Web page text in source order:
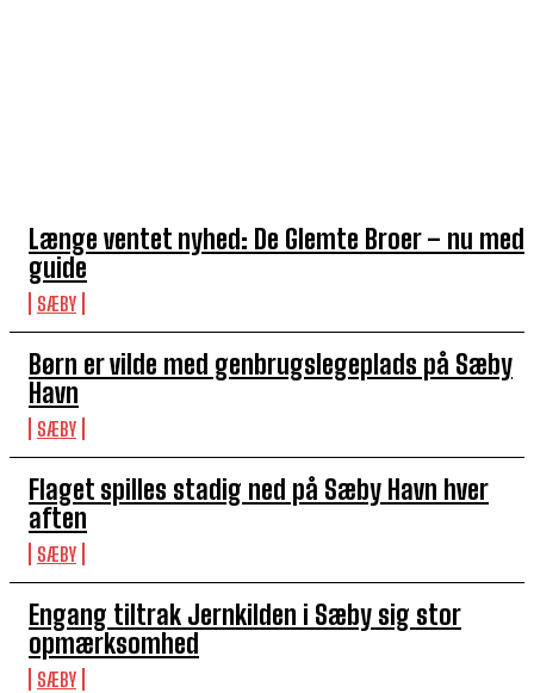
Længe ventet nyhed: De Glemte Broer – nu med
guide
SÆBY
Børn er vilde med genbrugslegeplads på Sæby
Havn
SÆBY
Flaget spilles stadig ned på Sæby Havn hver
aften
SÆBY
Engang tiltrak Jernkilden i Sæby sig stor
opmærksomhed
SÆBY